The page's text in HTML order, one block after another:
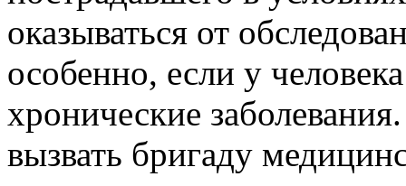
оказываться от
особенно, если у
хронические
вызвать бригаду